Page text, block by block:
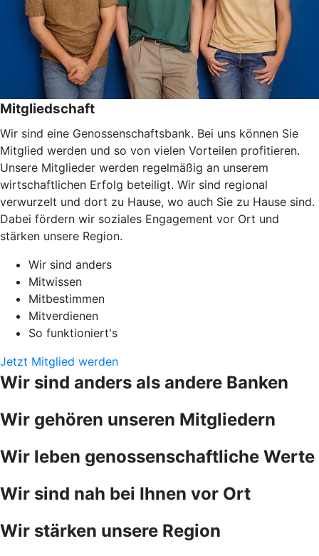
Mitgliedschaft
Wir sind eine Genossenschaftsbank. Bei uns können Sie
Mitglied werden und so von vielen Vorteilen profitieren.
Unsere Mitglieder werden regelmäßig an unserem
wirtschaftlichen Erfolg beteiligt. Wir sind regional
verwurzelt und dort zu Hause, wo auch Sie zu Hause sind.
Dabei fördern wir soziales Engagement vor Ort und
stärken unsere Region.
Wir sind anders
Mitwissen
Mitbestimmen
Mitverdienen
So funktioniert's
Jetzt Mitglied werden
Wir sind anders als andere Banken
Wir gehören unseren Mitgliedern
Wir leben genossenschaftliche Werte
Wir sind nah bei Ihnen vor Ort
Wir stärken unsere Region